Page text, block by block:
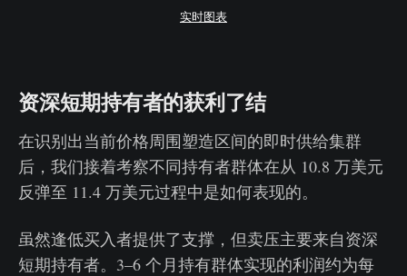
实时图表
资深短期持有者的获利了结
在识别出当前价格周围塑造区间的即时供给集群
后，我们接着考察不同持有者群体在从 10.8 万美元
反弹至 11.4 万美元过程中是如何表现的。
虽然逢低买入者提供了支撑，但卖压主要来自资深
短期持有者。3–6 个月持有群体实现的利润约为每